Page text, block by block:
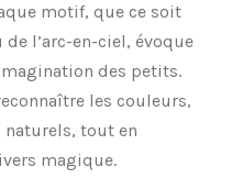
motif, que ce soit
l’arc-en-ciel, évoque
des petits.
les couleurs,
naturels, tout en
magique.